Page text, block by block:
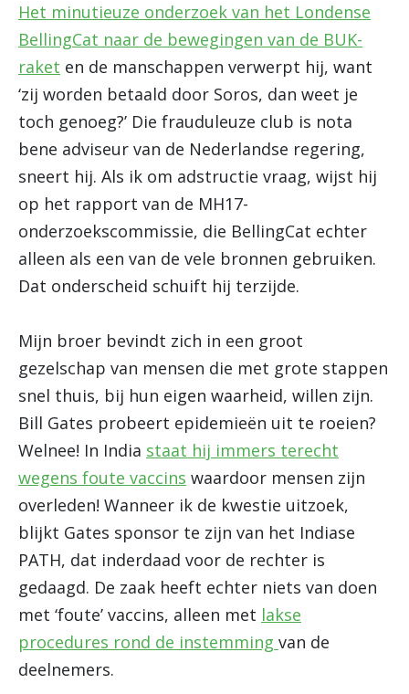
Het minutieuze onderzoek van het Londense
BellingCat naar de bewegingen van de BUK-
raket en de manschappen verwerpt hij, want
‘zij worden betaald door Soros, dan weet je
toch genoeg?’ Die frauduleuze club is nota
bene adviseur van de Nederlandse regering,
sneert hij. Als ik om adstructie vraag, wijst hij
op het rapport van de MH17-
onderzoekscommissie, die BellingCat echter
alleen als een van de vele bronnen gebruiken.
Dat onderscheid schuift hij terzijde.
Mijn broer bevindt zich in een groot
gezelschap van mensen die met grote stappen
snel thuis, bij hun eigen waarheid, willen zijn.
Bill Gates probeert epidemieën uit te roeien?
Welnee! In India staat hij immers terecht
wegens foute vaccins waardoor mensen zijn
overleden! Wanneer ik de kwestie uitzoek,
blijkt Gates sponsor te zijn van het Indiase
PATH, dat inderdaad voor de rechter is
gedaagd. De zaak heeft echter niets van doen
met ‘foute’ vaccins, alleen met lakse
procedures rond de instemming van de
deelnemers.